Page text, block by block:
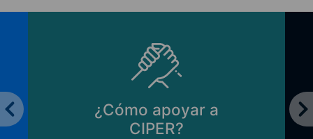
¿Cómo apoyar a
CIPER?